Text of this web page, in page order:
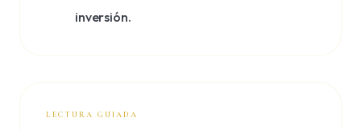
inversión.
LECTURA GUIADA